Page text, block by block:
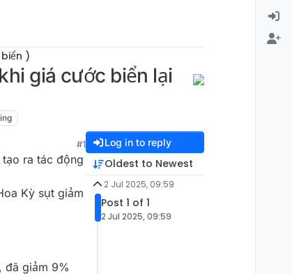
)
giá cước biển lại
#1
ra tác động
Kỳ sụt giảm
đã giảm 9%
Log in to reply
Oldest to Newest
2 Jul 2025, 09:59
Post 1 of 1
2 Jul 2025, 09:59